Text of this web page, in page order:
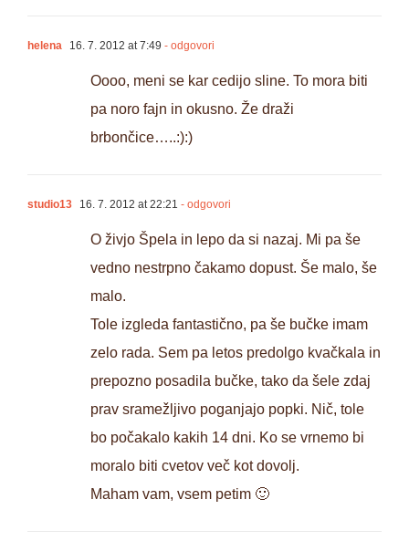
helena 16. 7. 2012 at 7:49 - odgovori
Oooo, meni se kar cedijo sline. To mora biti
pa noro fajn in okusno. Že draži
brbončice…..:):)
studio13 16. 7. 2012 at 22:21 - odgovori
O živjo Špela in lepo da si nazaj. Mi pa še
vedno nestrpno čakamo dopust. Še malo, še
malo.
Tole izgleda fantastično, pa še bučke imam
zelo rada. Sem pa letos predolgo kvačkala in
prepozno posadila bučke, tako da šele zdaj
prav sramežljivo poganjajo popki. Nič, tole
bo počakalo kakih 14 dni. Ko se vrnemo bi
moralo biti cvetov več kot dovolj.
Maham vam, vsem petim 🙂